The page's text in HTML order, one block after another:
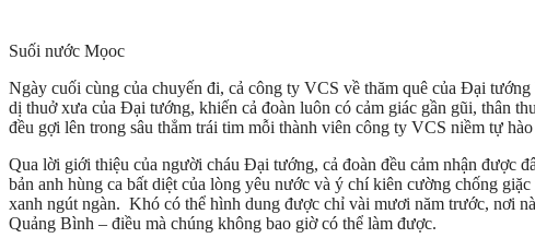
Suối nước Mọoc
Ngày cuối cùng của chuyến đi, cả công ty VCS về thăm quê của Đại
dị thuở xưa của Đại tướng, khiến cả đoàn luôn có cảm giác gần gũi, thân
đều gợi lên trong sâu thẳm trái tim mỗi thành viên công ty VCS niềm tự
Qua lời giới thiệu của người cháu Đại tướng, cả đoàn đều cảm nhận được
bản anh hùng ca bất diệt của lòng yêu nước và ý chí kiên cường chống
xanh ngút ngàn. Khó có thể hình dung được chỉ vài mươi năm trước, nơi
Quảng Bình – điều mà chúng không bao giờ có thể làm được.